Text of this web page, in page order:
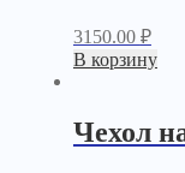
3150.00 ₽
В корзину
Чехол